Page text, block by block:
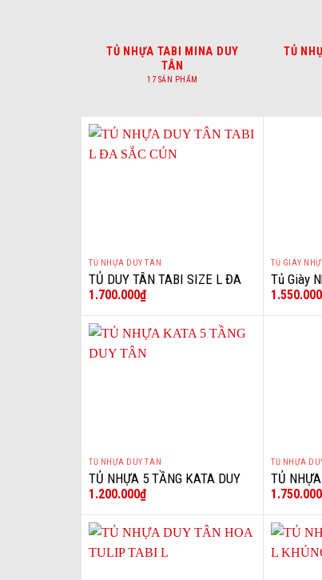
TỦ NHỰA TABI MINA DUY
TÂN
17 SẢN PHẨM
TỦ
+
TỦ NHỰA DUY TÂN
TỦ DUY TÂN TABI SIZE L ĐA
SẮC CÚN
1.700.000₫
+
TỦ GIÀY
Tủ Giày
2C1N
1.550.000
+
TỦ NHỰA DUY TÂN
TỦ NHỰA 5 TẦNG KATA DUY
TÂN
1.200.000₫
+
TỦ NHỰA
TỦ
TÂN TABI
1.750.000